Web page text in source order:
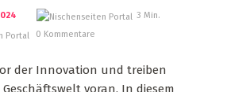
3 Min.
0 Kommentare
der Innovation und treiben
voran. In diesem